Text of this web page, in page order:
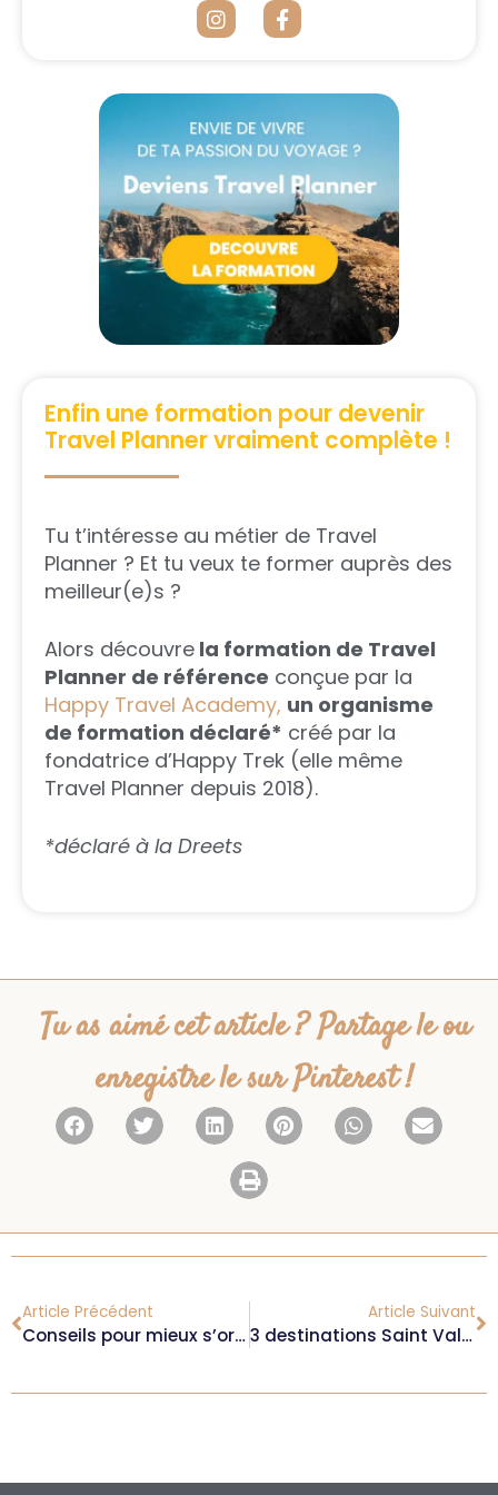
Enfin une formation pour devenir
Travel Planner vraiment complète !
Tu t’intéresse au métier de Travel
Planner ? Et tu veux te former auprès des
meilleur(e)s ?
Alors découvre la formation de Travel
Planner de référence conçue par la
Happy Travel Academy, un organisme
de formation déclaré* créé par la
fondatrice d’Happy Trek (elle même
Travel Planner depuis 2018).
*déclaré à la Dreets
Tu as aimé cet article ? Partage le ou
enregistre le sur Pinterest !
Article Précédent
Conseils pour mieux s’organiser comme Travel Planner
Article Suivant
3 destinations Saint Valentin Outdoor en France